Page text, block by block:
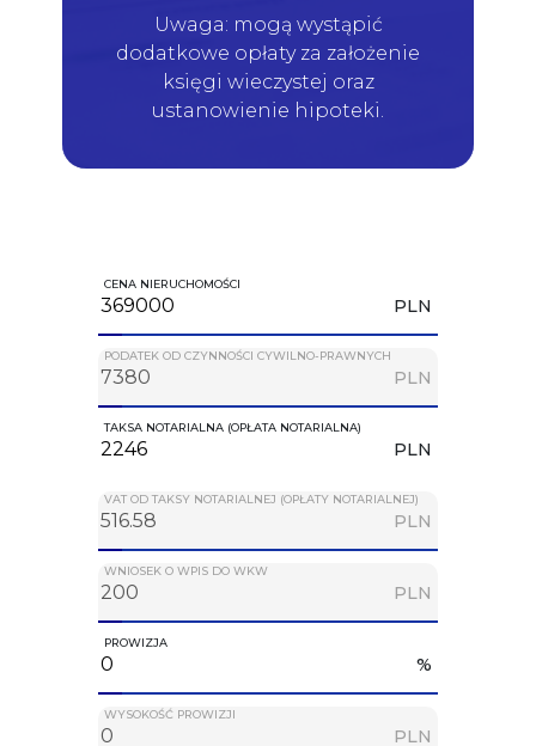
Uwaga: mogą wystąpić
dodatkowe opłaty za założenie
księgi wieczystej oraz
ustanowienie hipoteki.
CENA NIERUCHOMOŚCI
PLN
PODATEK OD CZYNNOŚCI CYWILNO-PRAWNYCH
PLN
TAKSA NOTARIALNA (OPŁATA NOTARIALNA)
PLN
VAT OD TAKSY NOTARIALNEJ (OPŁATY NOTARIALNEJ)
PLN
WNIOSEK O WPIS DO WKW
PLN
PROWIZJA
%
WYSOKOŚĆ PROWIZJI
PLN